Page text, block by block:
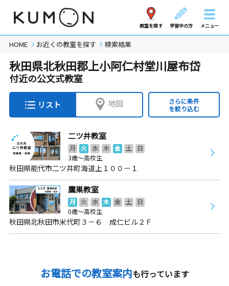
教室を探す 学習中の方 メニュー
HOME お近くの教室を探す 検索結果
秋田県北秋田郡上小阿仁村堂川屋布岱
付近の公文式教室
リスト 地図
さらに条件
を絞り込む
二ツ井教室
月 火 水 木 金 土
日
3歳～高校生
秋田県能代市二ツ井町海道上１００－１
鷹巣教室
月 火 水 木 金 土
日
0歳～高校生
秋田県北秋田市米代町３－６ 成仁ビル２Ｆ
お電話での教室案内も行っています